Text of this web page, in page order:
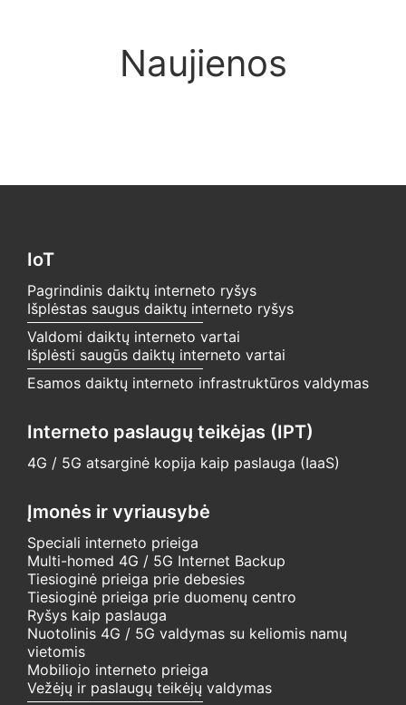
Naujienos
IoT
Pagrindinis daiktų interneto ryšys
Išplėstas saugus daiktų interneto ryšys
Valdomi daiktų interneto vartai
Išplėsti saugūs daiktų interneto vartai
Esamos daiktų interneto infrastruktūros valdymas
Interneto paslaugų teikėjas (IPT)
4G / 5G atsarginė kopija kaip paslauga (IaaS)
Įmonės ir vyriausybė
Speciali interneto prieiga
Multi-homed 4G / 5G Internet Backup
Tiesioginė prieiga prie debesies
Tiesioginė prieiga prie duomenų centro
Ryšys kaip paslauga
Nuotolinis 4G / 5G valdymas su keliomis namų
vietomis
Mobiliojo interneto prieiga
Vežėjų ir paslaugų teikėjų valdymas